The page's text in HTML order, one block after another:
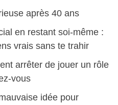
après 40 ans
en restant soi-même :
vrais sans te trahir
arrêter de jouer un rôle
vous
idée pour